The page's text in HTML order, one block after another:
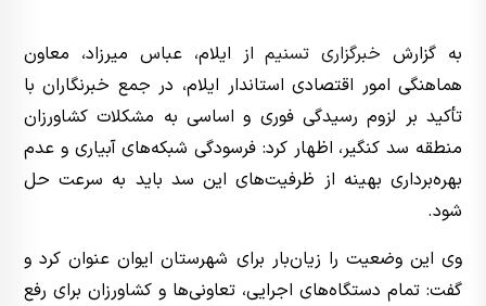
به گزارش خبرگزاری تسنیماز ایلام، عباس میرزاد، معاون
هماهنگی امور اقتصادی استاندار ایلام، در جمع خبرنگاران با
تأکید بر لزوم رسیدگی فوری و اساسی به مشکلات کشاورزان
منطقه سد کنگیر، اظهار کرد: فرسودگی شبکه‌های آبیاری و عدم
بهره‌برداری بهینه از ظرفیت‌های این سد باید به سرعت حل
شود.
وی این وضعیت را زیان‌بار برای شهرستان ایوان عنوان کرد و
گفت: تمام دستگاه‌های اجرایی، تعاونی‌ها و کشاورزان برای رفع